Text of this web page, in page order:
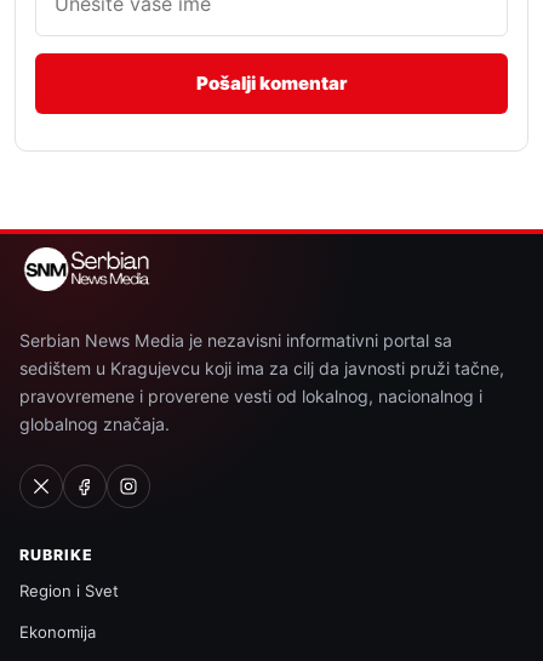
Serbian News Media je nezavisni informativni portal sa
sedištem u Kragujevcu koji ima za cilj da javnosti pruži tačne,
pravovremene i proverene vesti od lokalnog, nacionalnog i
globalnog značaja.
RUBRIKE
Region i Svet
Ekonomija